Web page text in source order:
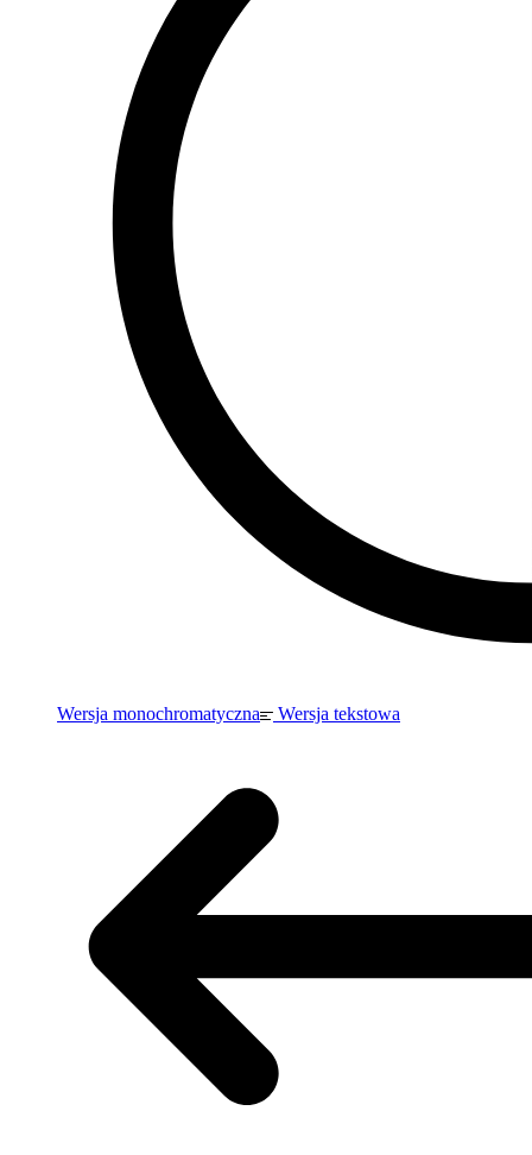
Wersja monochromatyczna Wersja tekstowa